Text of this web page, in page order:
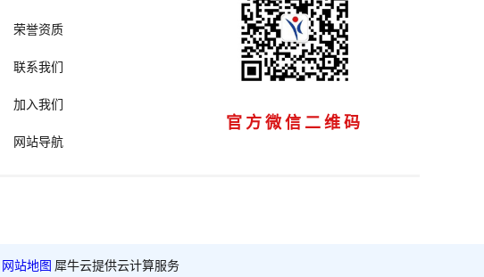
荣誉资质
联系我们
加入我们
网站导航
官方微信二维码
网站地图 犀牛云提供云计算服务